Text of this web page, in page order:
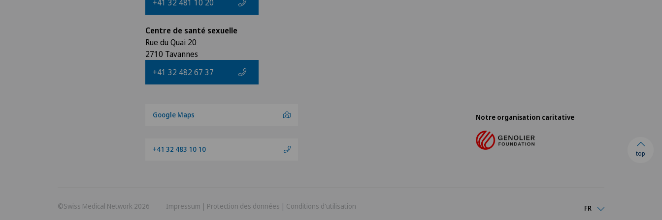
+41 32 481 10 20
Centre de santé sexuelle
Rue du Quai 20
2710 Tavannes
+41 32 482 67 37
Google Maps
+41 32 483 10 10
Notre organisation caritative
top
©Swiss Medical Network 2026 Impressum | Protection des données | Conditions d'utilisation FR